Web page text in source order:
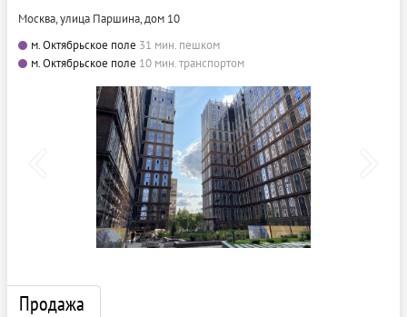
Москва, улица Паршина, дом 10
м. Октябрьское поле 31 мин. пешком
м. Октябрьское поле 10 мин. транспортом
Продажа